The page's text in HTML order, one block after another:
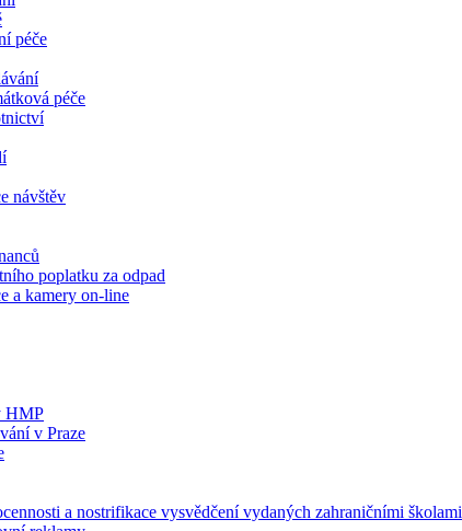
péče
péče
návštěv
poplatku za odpad
a kamery on-line
HMP
v Praze
a nostrifikace vysvědčení vydaných zahraničními školami